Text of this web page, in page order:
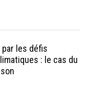
les défis
: le cas du